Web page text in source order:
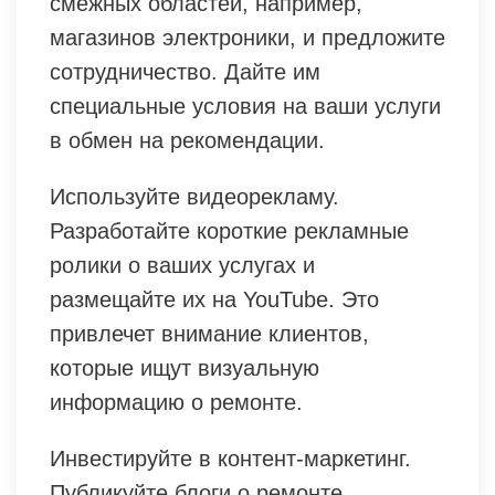
магазинов электроники, и предложите
сотрудничество. Дайте им
специальные условия на ваши услуги
в обмен на рекомендации.
Используйте видеорекламу.
Разработайте короткие рекламные
ролики о ваших услугах и
размещайте их на YouTube. Это
привлечет внимание клиентов,
которые ищут визуальную
информацию о ремонте.
Инвестируйте в контент-маркетинг.